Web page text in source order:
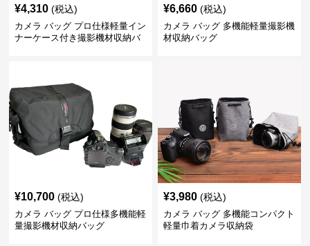
¥4,310 (税込)
カメラ バッグ プロ仕様軽量イン
ナーケース付き撮影機材収納バ
¥6,660 (税込)
カメラ バッグ 多機能軽量撮影機
材収納バッグ
¥10,700 (税込)
カメラ バッグ プロ仕様多機能軽
量撮影機材収納バッグ
¥3,980 (税込)
カメラ バッグ 多機能コンパクト
軽量巾着カメラ収納袋